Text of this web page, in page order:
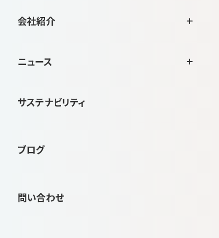
会社紹介
ニュース
サステナビリティ
ブログ
問い合わせ